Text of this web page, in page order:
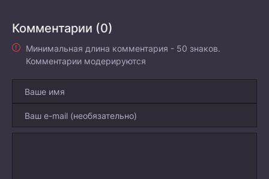
Комментарии (0)
Минимальная длина комментария - 50 знаков.
Комментарии модерируются